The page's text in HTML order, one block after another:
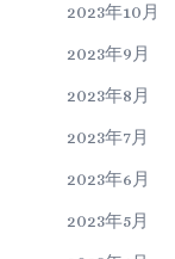
2023年10月
2023年9月
2023年8月
2023年7月
2023年6月
2023年5月